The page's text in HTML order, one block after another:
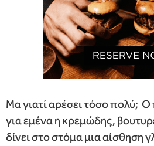
Μα γιατί αρέσει τόσο πολύ;
για εμένα η κρεμώδης,
δίνει στο στόμα μια αίσθηση